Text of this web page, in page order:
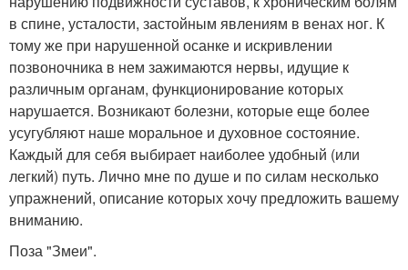
в спине, усталости, застойным явлениям в венах ног. К
тому же при нарушенной осанке и искривлении
позвоночника в нем зажимаются нервы, идущие к
различным органам, функционирование которых
нарушается. Возникают болезни, которые еще более
усугубляют наше моральное и духовное состояние.
Каждый для себя выбирает наиболее удобный (или
легкий) путь. Лично мне по душе и по силам несколько
упражнений, описание которых хочу предложить вашему
вниманию.
Поза "Змеи".